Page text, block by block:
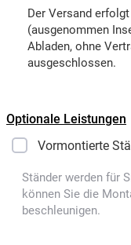
Der Versand
(ausgenommen
Abladen, ohne
ausgeschlossen.
Optionale Leistungen
Vormontierte
Ständer werden für
können Sie die
beschleunigen.